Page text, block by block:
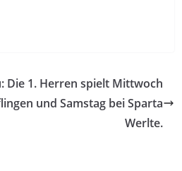
Die 1. Herren spielt Mittwoch
und Samstag bei Sparta
Werlte.